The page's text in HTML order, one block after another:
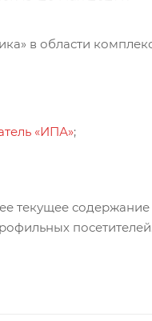
в области
«ИПА»;
текущее